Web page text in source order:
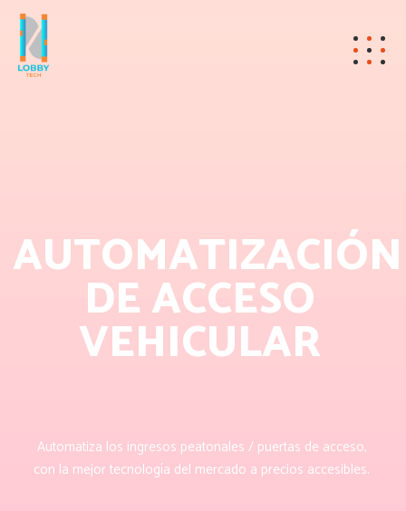
AUTOMATIZACIÓN
DE ACCESO
VEHICULAR
Automatiza los ingresos peatonales / puertas de acceso,
con la mejor tecnología del mercado a precios accesibles.